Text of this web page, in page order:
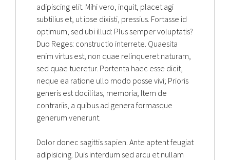
adipiscing elit. Mihi vero, inquit, placet agi
subtilius et, ut ipse dixisti, pressius. Fortasse id
optimum, sed ubi illud: Plus semper voluptatis?
Duo Reges: constructio interrete. Quaesita
enim virtus est, non quae relinqueret naturam,
sed quae tueretur. Portenta haec esse dicit,
neque ea ratione ullo modo posse vivi; Prioris
generis est docilitas, memoria; Item de
contrariis, a quibus ad genera formasque
generum venerunt.
Dolor donec sagittis sapien. Ante aptent feugiat
adipisicing. Duis interdum sed arcu et nullam